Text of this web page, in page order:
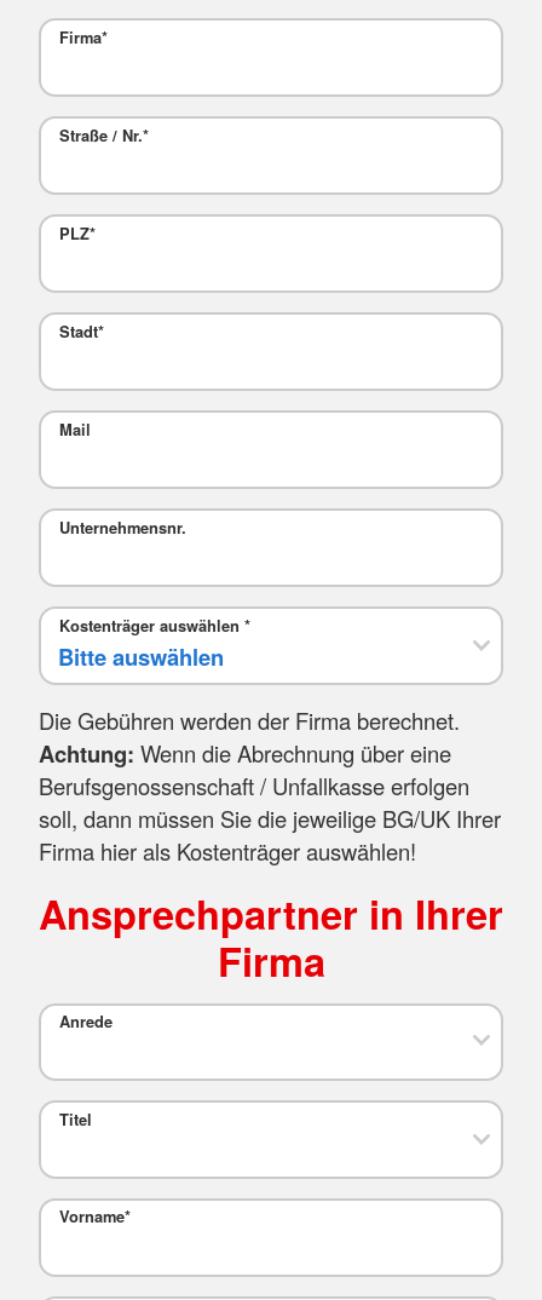
Firma*
Straße / Nr.*
PLZ*
Stadt*
Mail
Unternehmensnr.
Kostenträger auswählen *
Die Gebühren werden der Firma berechnet.
Achtung: Wenn die Abrechnung über eine
Berufsgenossenschaft / Unfallkasse erfolgen
soll, dann müssen Sie die jeweilige BG/UK Ihrer
Firma hier als Kostenträger auswählen!
Ansprechpartner in Ihrer
Firma
Anrede
Titel
Vorname*